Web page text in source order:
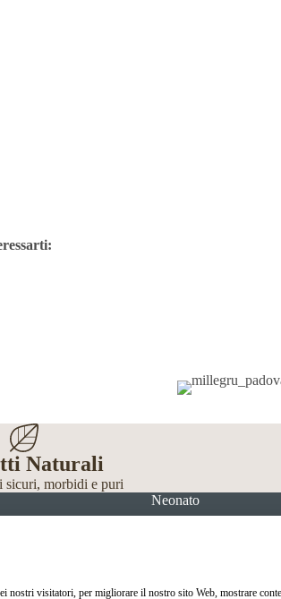
Naturali
sicuri, morbidi e puri
Neonato
nostri visitatori, per migliorare il nostro sito Web, mostrare